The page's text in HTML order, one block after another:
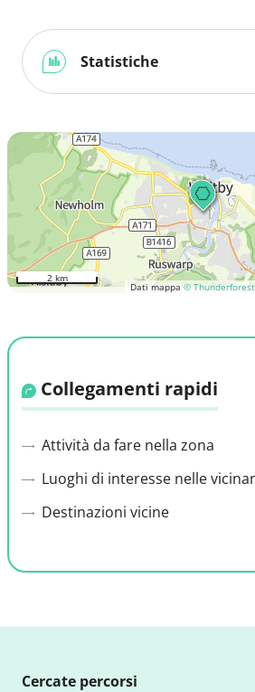
Statistiche
Dati mappa © Thunderforest
2 km
Collegamenti rapidi
Attività da fare nella zona
Luoghi di interesse nelle
Destinazioni vicine
Cercate percorsi